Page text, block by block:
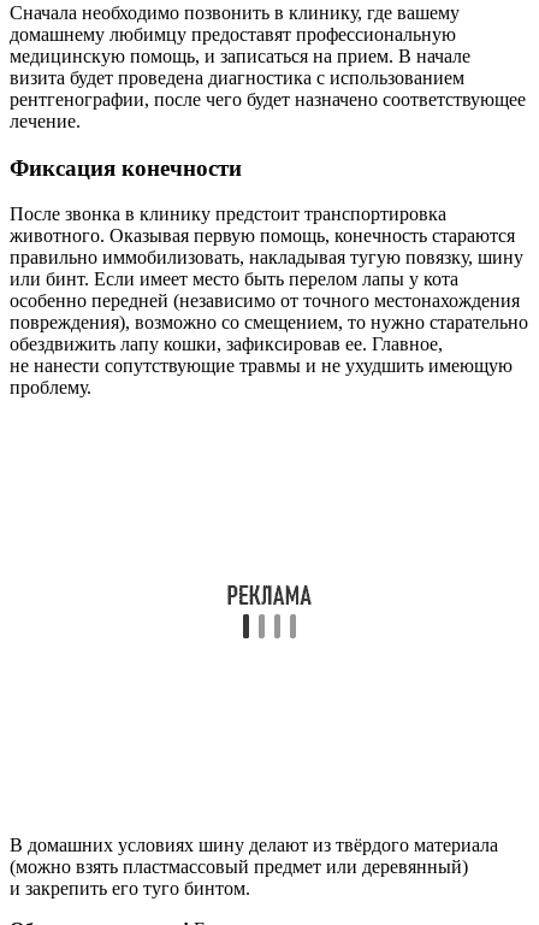
Сначала необходимо позвонить в клинику, где вашему
домашнему любимцу предоставят профессиональную
медицинскую помощь, и записаться на прием. В начале
визита будет проведена диагностика с использованием
рентгенографии, после чего будет назначено соответствующее
лечение.
Фиксация конечности
После звонка в клинику предстоит транспортировка
животного. Оказывая первую помощь, конечность стараются
правильно иммобилизовать, накладывая тугую повязку, шину
или бинт. Если имеет место быть перелом лапы у кота
особенно передней (независимо от точного местонахождения
повреждения), возможно со смещением, то нужно старательно
обездвижить лапу кошки, зафиксировав ее. Главное,
не нанести сопутствующие травмы и не ухудшить имеющую
проблему.
В домашних условиях шину делают из твёрдого материала
(можно взять пластмассовый предмет или деревянный)
и закрепить его туго бинтом.